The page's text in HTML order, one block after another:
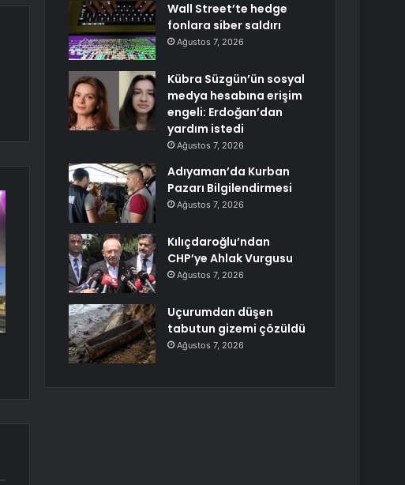
Wall Street’te hedge
fonlara siber saldırı
Ağustos 7, 2026
Kübra Süzgün’ün sosyal
medya hesabına erişim
engeli: Erdoğan’dan
yardım istedi
Ağustos 7, 2026
Adıyaman’da Kurban
Pazarı Bilgilendirmesi
Ağustos 7, 2026
Kılıçdaroğlu’ndan
CHP’ye Ahlak Vurgusu
Ağustos 7, 2026
Uçurumdan düşen
tabutun gizemi çözüldü
Ağustos 7, 2026